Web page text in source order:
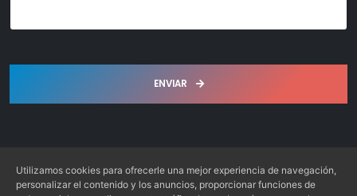
ENVIAR
Utilizamos cookies para ofrecerle una mejor experiencia de navegación,
personalizar el contenido y los anuncios, proporcionar funciones de